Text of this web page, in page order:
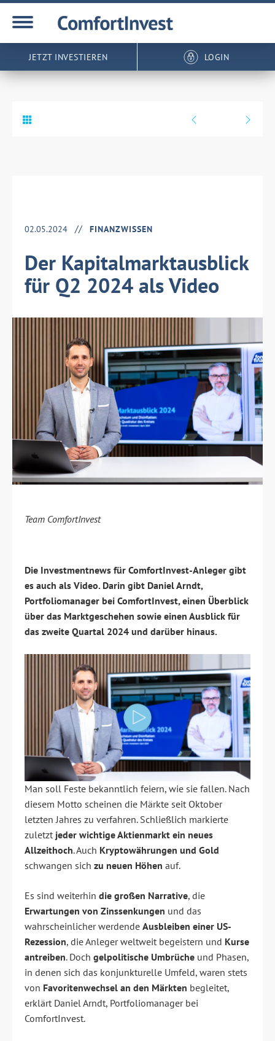
JETZT INVESTIEREN LOGIN
02.05.2024 FINANZWISSEN
Der Kapitalmarktausblick
für Q2 2024 als Video
Team ComfortInvest
Die Investmentnews für ComfortInvest-Anleger gibt
es auch als Video. Darin gibt Daniel Arndt,
Portfoliomanager bei ComfortInvest, einen Überblick
über das Marktgeschehen sowie einen Ausblick für
das zweite Quartal 2024 und darüber hinaus.
Man soll Feste bekanntlich feiern, wie sie fallen. Nach
diesem Motto scheinen die Märkte seit Oktober
letzten Jahres zu verfahren. Schließlich markierte
zuletzt jeder wichtige Aktienmarkt ein neues
Allzeithoch. Auch Kryptowährungen und Gold
schwangen sich zu neuen Höhen auf.
Es sind weiterhin die großen Narrative, die
Erwartungen von Zinssenkungen und das
wahrscheinlicher werdende Ausbleiben einer US-
Rezession, die Anleger weltweit begeistern und Kurse
antreiben. Doch gelpolitische Umbrüche und Phasen,
in denen sich das konjunkturelle Umfeld, waren stets
von Favoritenwechsel an den Märkten begleitet,
erklärt Daniel Arndt, Portfoliomanager bei
ComfortInvest.